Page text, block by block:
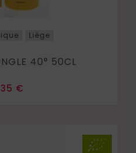
Liège
GIN LIEGIN JUNGLE 40° 50CL
€